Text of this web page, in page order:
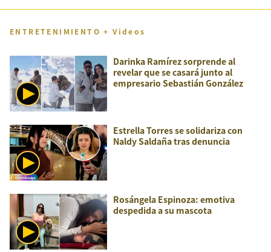
ENTRETENIMIENTO + Videos
Darinka Ramírez sorprende al
revelar que se casará junto al
empresario Sebastián González
Estrella Torres se solidariza con
Naldy Saldaña tras denuncia
Rosángela Espinoza: emotiva
despedida a su mascota